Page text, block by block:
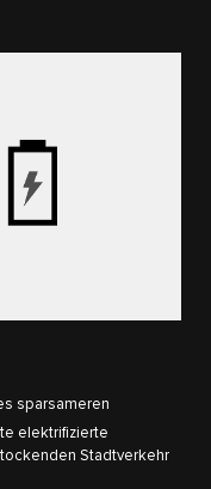
sparsameren
elektrifizierte
Stadtverkehr